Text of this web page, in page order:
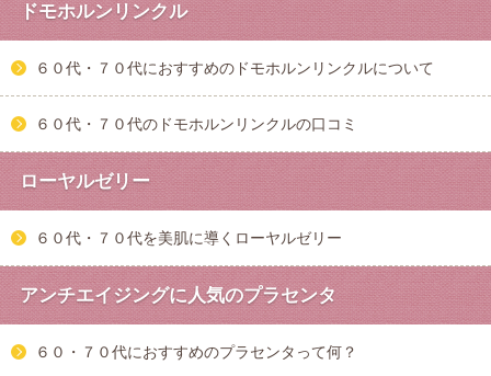
ドモホルンリンクル
６０代・７０代におすすめのドモホルンリンクルについて
６０代・７０代のドモホルンリンクルの口コミ
ローヤルゼリー
６０代・７０代を美肌に導くローヤルゼリー
アンチエイジングに人気のプラセンタ
６０・７０代におすすめのプラセンタって何？